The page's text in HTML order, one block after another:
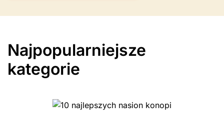
Najpopularniejsze
kategorie